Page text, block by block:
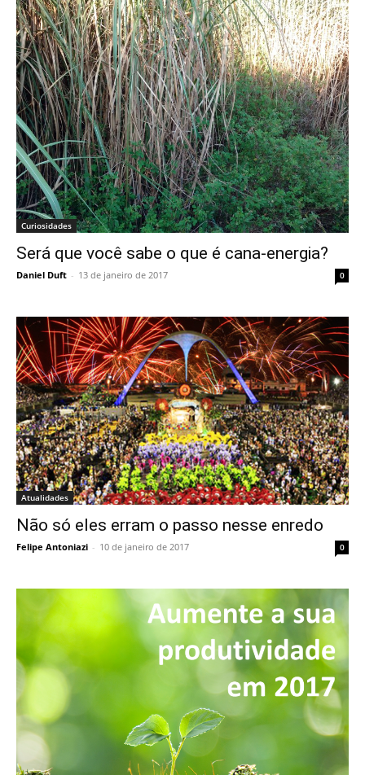
Curiosidades
Será que você sabe o que é cana-energia?
Daniel Duft - 13 de janeiro de 2017 0
Atualidades
Não só eles erram o passo nesse enredo
Felipe Antoniazi - 10 de janeiro de 2017 0